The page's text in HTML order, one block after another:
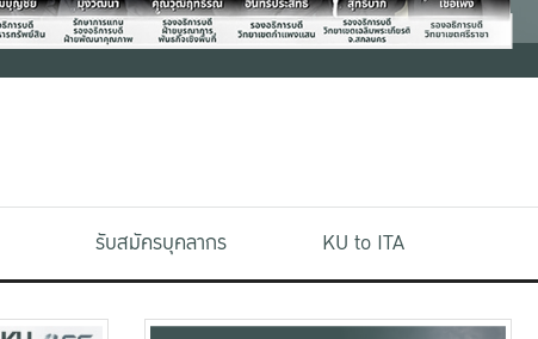
รับสมัครบุคลากร KU to ITA